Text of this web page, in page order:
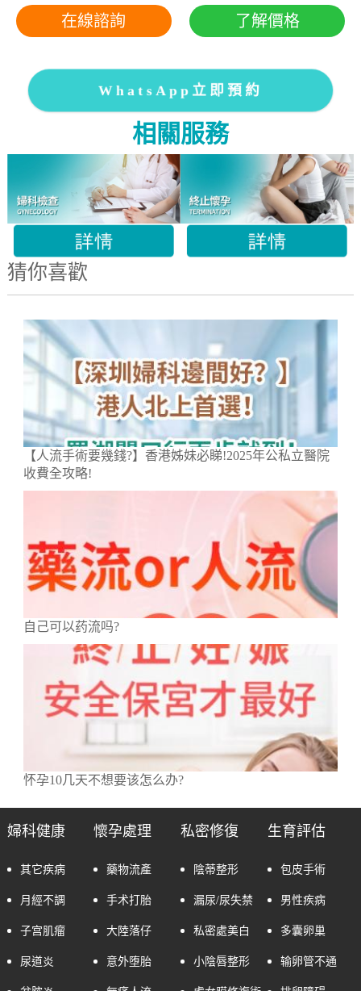
在線諮詢 了解價格
WhatsApp立即預約
相關服務
猜你喜歡
【人流手術要幾錢?】香港姊妹必睇!2025年公私立醫院
收費全攻略!
自己可以药流吗?
怀孕10几天不想要该怎么办?
婦科健康
其它疾病
月經不調
子宫肌瘤
尿道炎
懷孕處理
藥物流產
手术打胎
大陸落仔
意外堕胎
私密修復
陰蒂整形
漏尿/尿失禁
私密處美白
小陰唇整形
生育評估
包皮手術
男性疾病
多囊卵巢
输卵管不通